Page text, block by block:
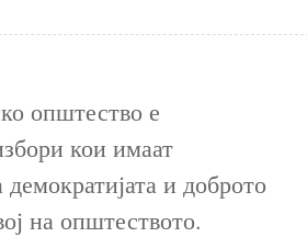
општество е
кои имаат
и доброто
на општеството.